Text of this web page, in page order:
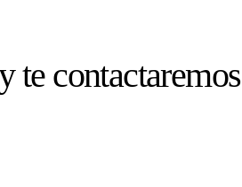
te contactaremos